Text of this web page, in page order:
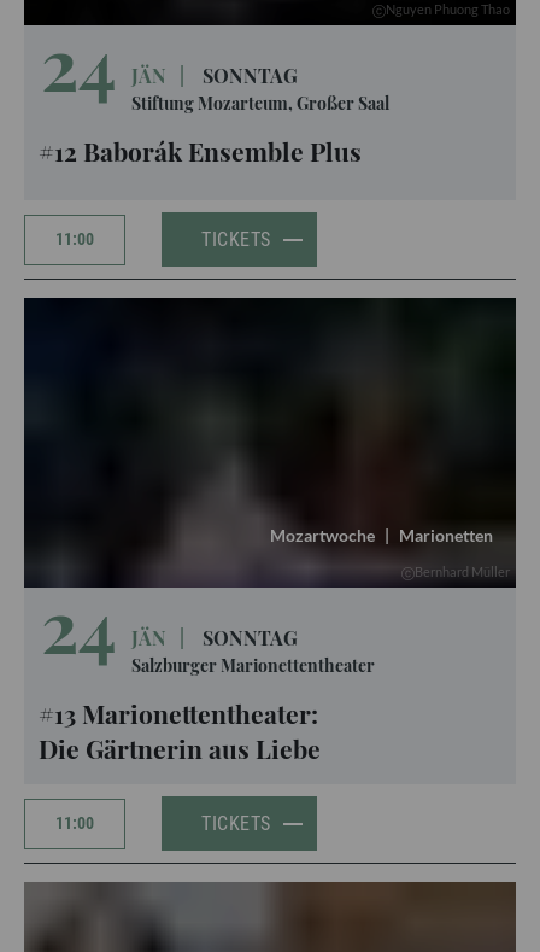
Nguyen Phuong Thao
24 JÄN SONNTAG
Stiftung Mozarteum, Großer Saal
#12 Baborák Ensemble Plus
11:00 TICKETS
Mozartwoche | Marionetten
Bernhard Müller
24 JÄN SONNTAG
Salzburger Marionettentheater
#13 Marionettentheater:
Die Gärtnerin aus Liebe
11:00 TICKETS